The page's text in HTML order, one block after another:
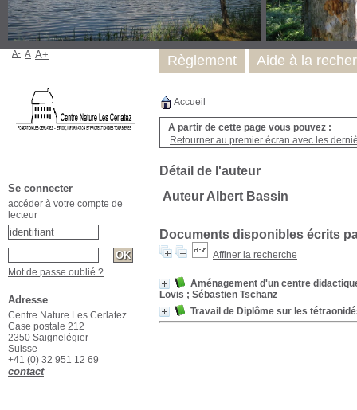
Accueil
A partir de cette page vous pouvez :
Retourner au premier écran avec les
Détail de l'auteur
Auteur Albert Bassin
Documents disponibles écrits
Affiner la recherche
Aménagement d'un centre
Lovis ; Sébastien Tschanz
Travail de Diplôme sur les
Règlement Aide à la
A- A A+
Se connecter
accéder à votre compte de
lecteur
Mot de passe oublié ?
Adresse
Centre Nature Les Cerlatez
Case postale 212
2350 Saignelégier
Suisse
+41 (0) 32 951 12 69
contact